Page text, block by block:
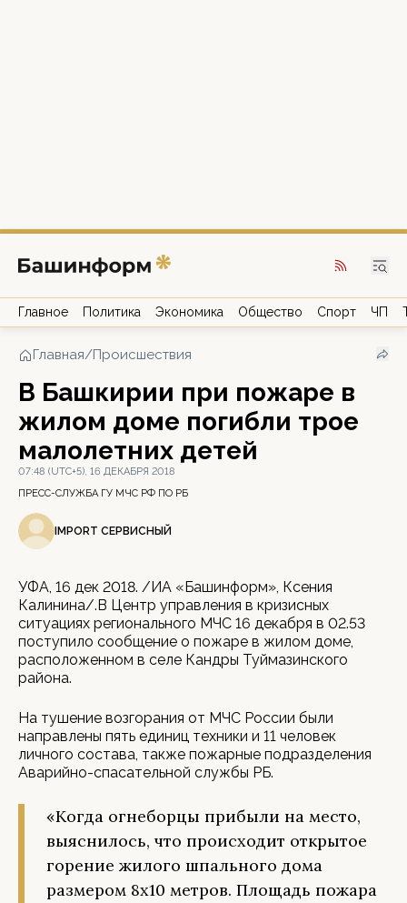
Главное Политика Экономика Общество Спорт ЧП
Главная/Происшествия
В Башкирии при пожаре в
жилом доме погибли трое
малолетних детей
07:48 (UTC+5), 16 ДЕКАБРЯ 2018
ПРЕСС-СЛУЖБА ГУ МЧС РФ ПО РБ
IMPORT СЕРВИСНЫЙ
УФА, 16 дек 2018. /ИА «Башинформ», Ксения
Калинина/.В Центр управления в кризисных
ситуациях регионального МЧС 16 декабря в 02.53
поступило сообщение о пожаре в жилом доме,
расположенном в селе Кандры Туймазинского
района.
На тушение возгорания от МЧС России были
направлены пять единиц техники и 11 человек
личного состава, также пожарные подразделения
Аварийно-спасательной службы РБ.
«Когда огнеборцы прибыли на место,
выяснилось, что происходит открытое
горение жилого шпального дома
размером 8х10 метров. Площадь пожара